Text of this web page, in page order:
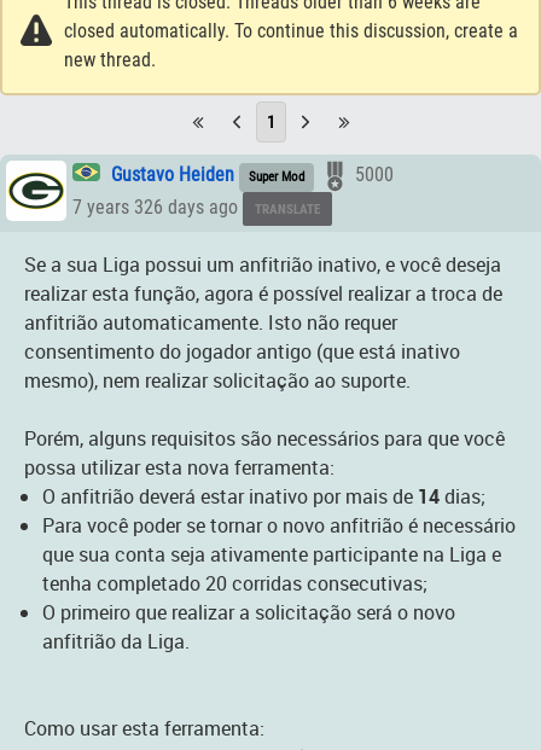
closed automatically. To continue this discussion, create a
new thread.
1
Gustavo Heiden Super Mod
5000
7 years 326 days ago
TRANSLATE
Se a sua Liga possui um anfitrião inativo, e você deseja
realizar esta função, agora é possível realizar a troca de
anfitrião automaticamente. Isto não requer
consentimento do jogador antigo (que está inativo
mesmo), nem realizar solicitação ao suporte.
Porém, alguns requisitos são necessários para que você
possa utilizar esta nova ferramenta:
O anfitrião deverá estar inativo por mais de 14dias;
Para você poder se tornar o novo anfitrião é necessário
que sua conta seja ativamente participante na Liga e
tenha completado 20 corridas consecutivas;
O primeiro que realizar a solicitação será o novo
anfitrião da Liga.
Como usar esta ferramenta: